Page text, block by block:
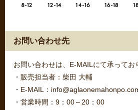
お問い合わせ先
お問い合わせは、E-MAILにて承ってお
・販売担当者：柴田 大輔
・E-MAIL：
・営業時間：9：00～20：00